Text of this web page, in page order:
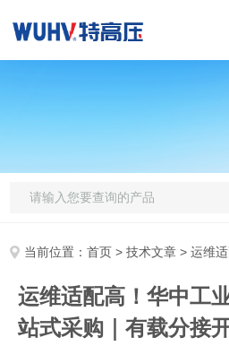
当前位置：首页 >技术文章 > 运维适配高！华中
运维适配高！华中工
站式采购｜有载分接